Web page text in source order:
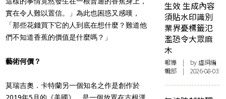
實在令人難以置信。」為此也困惑又感嘆，
「那些花錢買下它的人到底在想什麼？難道他
們不知道香蕉的價值是什麼嗎？」
藝術何價？
莫瑞吉奧．卡特蘭另一個知名之作是創作於
生效 生成內容
須貼水印識別
業界憂標籤氾
濫恐令大眾麻
木
報導 | by 虛詞編
輯部 | 2026-08-03